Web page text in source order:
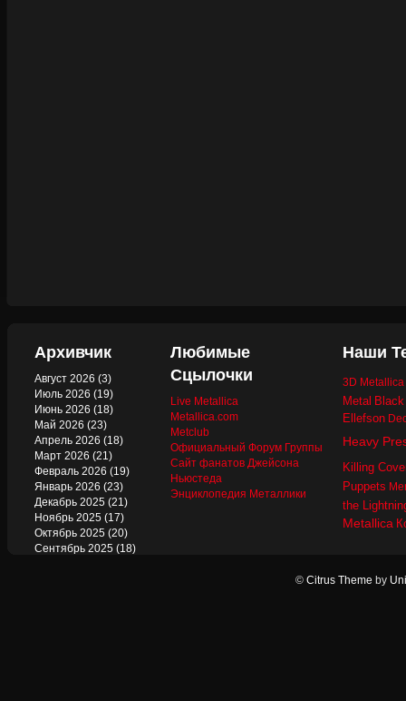
Архивчик
Август 2026 (3)
Июль 2026 (19)
Июнь 2026 (18)
Май 2026 (23)
Апрель 2026 (18)
Март 2026 (21)
Февраль 2026 (19)
Январь 2026 (23)
Декабрь 2025 (21)
Ноябрь 2025 (17)
Октябрь 2025 (20)
Сентябрь 2025 (18)
Любимые
Сцылочки
Live Metallica
Metallica.com
Metclub
Официальный Форум Группы
Сайт фанатов Джейсона
Ньюстеда
Энциклопедия Металлики
Наши
3D
Metal
Ellefson
Heavy
Killing
Puppets
the
Metallica
© Citrus Theme by